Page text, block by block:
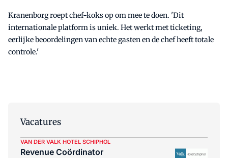
Kranenborg roept chef-koks op om mee te doen. 'Dit
internationale platform is uniek. Het werkt met ticketing,
eerlijke beoordelingen van echte gasten en de chef heeft totale
controle.'
Vacatures
VAN DER VALK HOTEL SCHIPHOL
Revenue Coördinator